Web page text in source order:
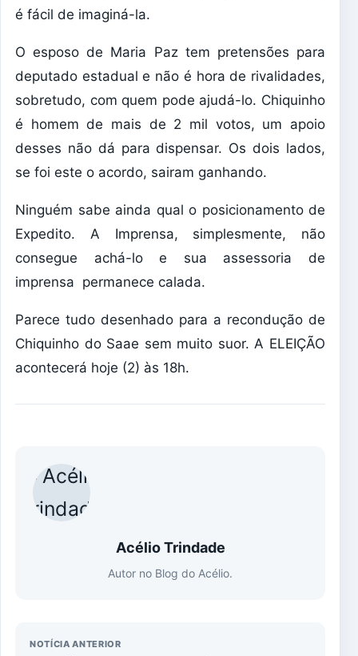
é fácil de imaginá-la.
O esposo de Maria Paz tem pretensões para
deputado estadual e não é hora de rivalidades,
sobretudo, com quem pode ajudá-lo. Chiquinho
é homem de mais de 2 mil votos, um apoio
desses não dá para dispensar. Os dois lados,
se foi este o acordo, sairam ganhando.
Ninguém sabe ainda qual o posicionamento de
Expedito. A Imprensa, simplesmente, não
consegue achá-lo e sua assessoria de
imprensa permanece calada.
Parece tudo desenhado para a recondução de
Chiquinho do Saae sem muito suor. A ELEIÇÃO
acontecerá hoje (2) às 18h.
Acélio Trindade
Autor no Blog do Acélio.
NOTÍCIA ANTERIOR